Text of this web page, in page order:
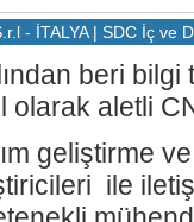
- İTALYA | SDC İç ve
beri
aletli
geliştirme
ile